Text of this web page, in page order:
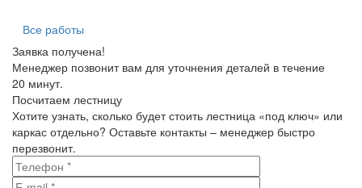
Все работы
Заявка получена!
Менеджер позвонит вам для уточнения деталей в течение
20 минут.
Посчитаем лестницу
Хотите узнать, сколько будет стоить лестница «под ключ» или
каркас отдельно? Оставьте контакты – менеджер быстро
перезвонит.